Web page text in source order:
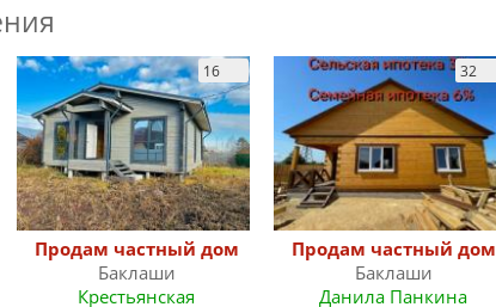
16
Продам частный дом
Баклаши
Крестьянская
32
Продам частный дом
Баклаши
Данила Панкина